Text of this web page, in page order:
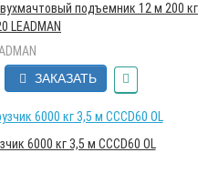
подъемник 12 м 200 кг
LEADMAN
ЗАКАЗАТЬ
6000 кг 3,5 м CCCD60 OL